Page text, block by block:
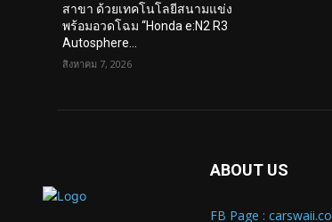
สาขา ด้วยเทคโนโลยีสนามแข่ง
พร้อมอวดโฉม “Honda e:N2 R3
Autosphere...
สิงหาคม 7, 2026
ABOUT US
FB Page :